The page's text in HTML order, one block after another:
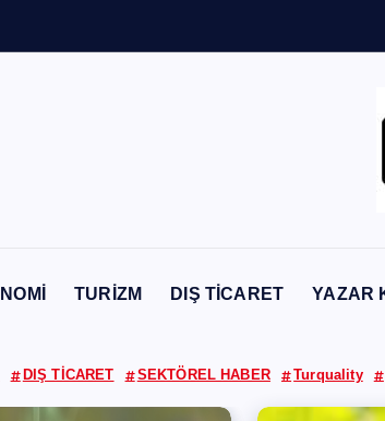
TURİZM DIŞ TİCARET YAZAR
DIŞ TİCARET SEKTÖREL HABER Turquality